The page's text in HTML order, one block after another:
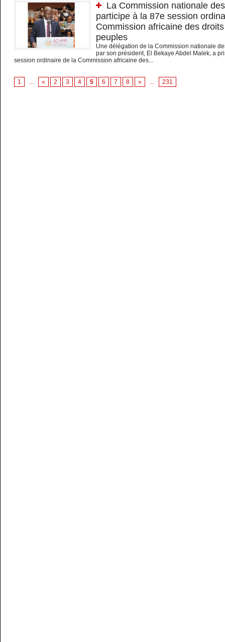
La Commission nationale
participe à la 87e session
Commission africaine des
peuples
Une délégation de la Commission nationale
par son président, El Bekaye Abdel Malek, a
session ordinaire de la Commission africaine des...
1 ... « 2 3 4 5 6 7 8 » ... 231